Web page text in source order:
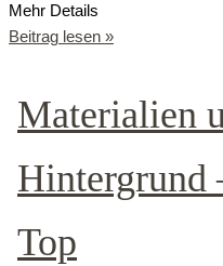
Mehr Details
Beitrag lesen »
Materialien
Hintergrund
Top